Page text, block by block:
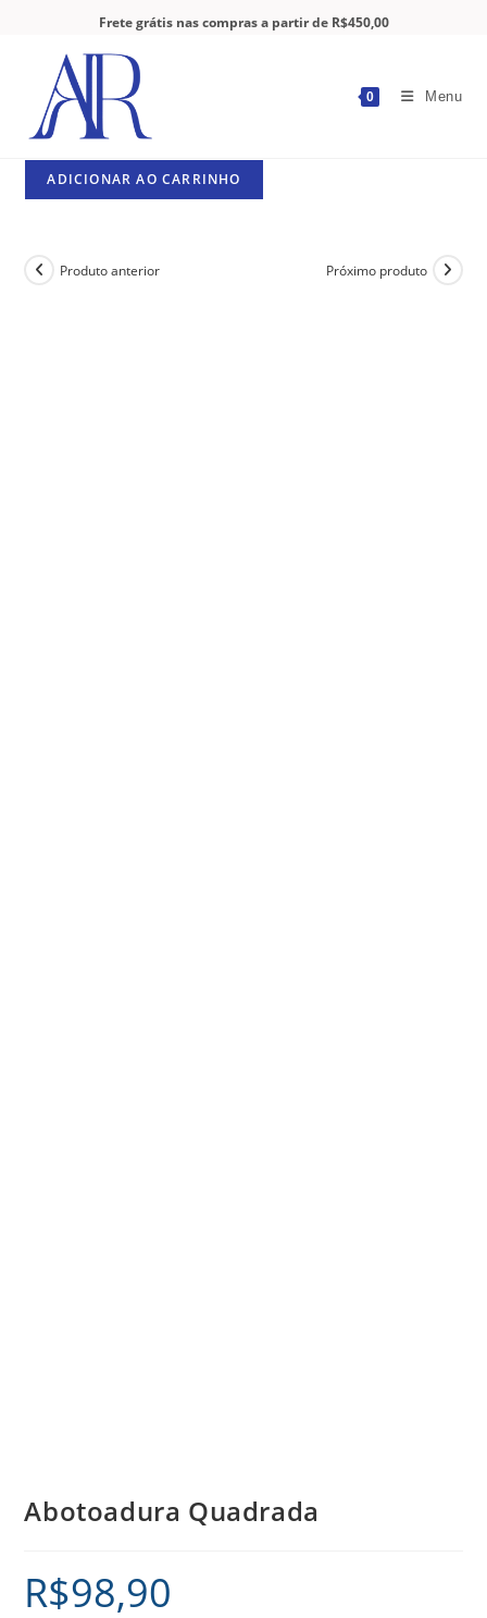
Frete grátis nas compras a partir de R$450,00
0 Menu
ADICIONAR AO CARRINHO
Produto anterior Próximo produto
Abotoadura Quadrada
R$98,90